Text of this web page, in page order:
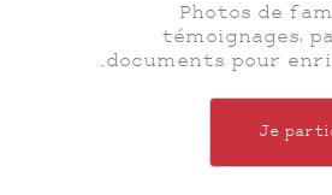
Photos de
témoignages,
documents pour
Je